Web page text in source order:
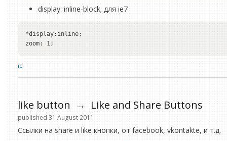
display: inline-block; для ie7
*display:inline;
ie
like button→Like and Share Buttons
published 31 August 2011
Ссылки на share и like кнопки, от facebook, vkontakte, и т.д.